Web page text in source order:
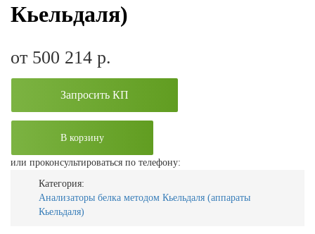
Кьельдаля)
от 500 214 р.
Запросить КП
В корзину
или проконсультироваться по телефону:
Категория:
Анализаторы белка методом Кьельдаля (аппараты
Кьельдаля)